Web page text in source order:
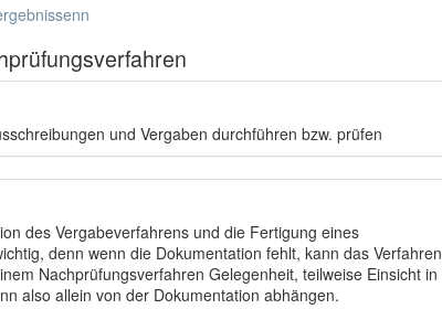
und Vergaben durchführen bzw. prüfen
des Vergabeverfahrens und die Fertigung eines
denn wenn die Dokumentation fehlt, kann das Verfahren
Nachprüfungsverfahren Gelegenheit, teilweise Einsicht in
also allein von der Dokumentation abhängen.